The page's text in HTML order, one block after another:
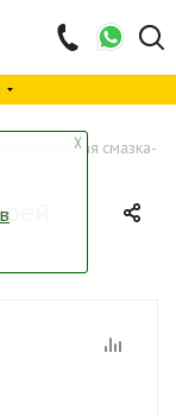
смазка-
╳